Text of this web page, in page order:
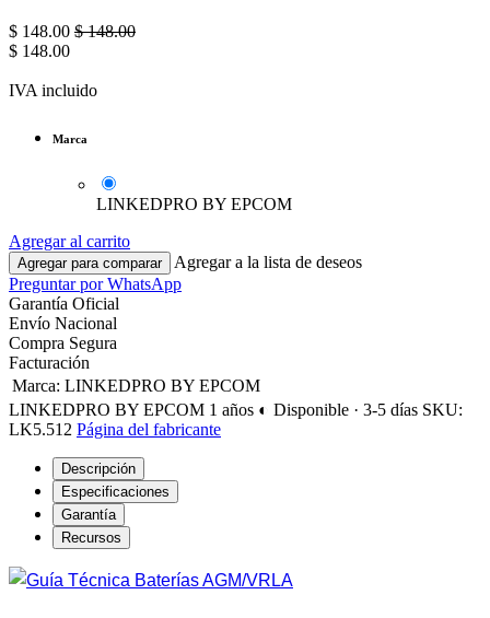
$ 148.00 $148.00
$ 148.00
IVA incluido
Marca
LINKEDPRO BY EPCOM
Agregar al carrito
Agregar para comparar
Agregar a la lista de deseos
Preguntar por WhatsApp
Garantía Oficial
Envío Nacional
Compra Segura
Facturación
Marca: LINKEDPRO BY EPCOM
LINKEDPRO BY EPCOM 1 años ◐ Disponible · 3-5 días SKU:
LK5.512 Página del fabricante
Descripción
Especificaciones
Garantía
Recursos